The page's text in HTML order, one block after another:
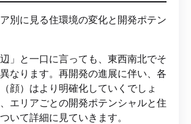
辺」と一口に言っても、東西南北でそ
なります。再開発の進展に伴い、各
顔）はより明確化していくでしょ
エリアごとの開発ポテンシャルと住
いて詳細に見ていきます。